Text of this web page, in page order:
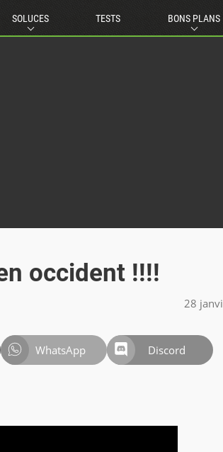
SOLUCES TESTS BONS PLANS
occident !!!!
28
WhatsApp Discord